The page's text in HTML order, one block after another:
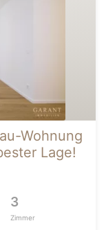
Wohnung
Lage!
3
Zimmer